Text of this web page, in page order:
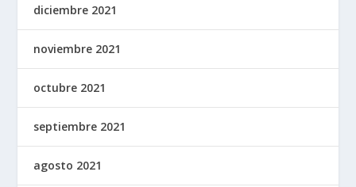
diciembre 2021
noviembre 2021
octubre 2021
septiembre 2021
agosto 2021